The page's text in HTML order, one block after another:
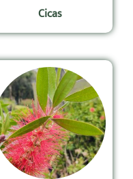
Cicas